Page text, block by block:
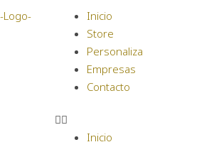
Inicio
Store
Personaliza
Empresas
Contacto
Inicio